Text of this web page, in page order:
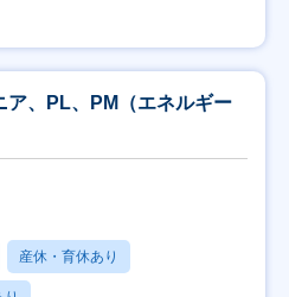
ア、PL、PM（エネルギー
産休・育休あり